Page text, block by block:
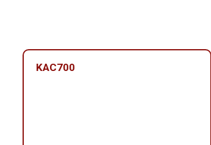
KAC700